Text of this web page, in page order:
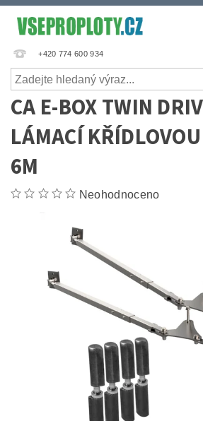
+420 774 600 934
CA E-BOX TWIN
LÁMACÍ
6M
Neohodnoceno